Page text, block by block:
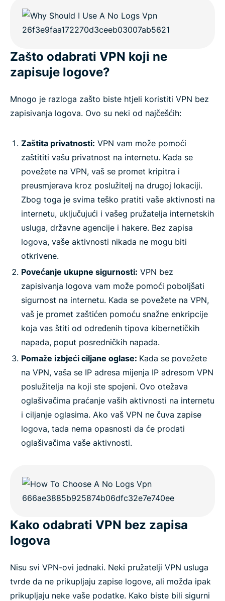
Zašto odabrati VPN koji ne
zapisuje logove?
Mnogo je razloga zašto biste htjeli koristiti VPN bez
zapisivanja logova. Ovo su neki od najčešćih:
Zaštita privatnosti: VPN vam može pomoći
zaštititi vašu privatnost na internetu. Kada se
povežete na VPN, vaš se promet kripitra i
preusmjerava kroz poslužitelj na drugoj lokaciji.
Zbog toga je svima teško pratiti vaše aktivnosti na
internetu, uključujući i vašeg pružatelja internetskih
usluga, državne agencije i hakere. Bez zapisa
logova, vaše aktivnosti nikada ne mogu biti
otkrivene.
Povećanje ukupne sigurnosti: VPN bez
zapisivanja logova vam može pomoći poboljšati
sigurnost na internetu. Kada se povežete na VPN,
vaš je promet zaštićen pomoću snažne enkripcije
koja vas štiti od određenih tipova kibernetičkih
napada, poput posredničkih napada.
Pomaže izbjeći ciljane oglase: Kada se povežete
na VPN, vaša se IP adresa mijenja IP adresom VPN
poslužitelja na koji ste spojeni. Ovo otežava
oglašivačima praćanje vaših aktivnosti na internetu
i ciljanje oglasima. Ako vaš VPN ne čuva zapise
logova, tada nema opasnosti da će prodati
oglašivačima vaše aktivnosti.
Kako odabrati VPN bez zapisa
logova
Nisu svi VPN-ovi jednaki. Neki pružatelji VPN usluga
tvrde da ne prikupljaju zapise logove, ali možda ipak
prikupljaju neke vaše podatke. Kako biste bili sigurni